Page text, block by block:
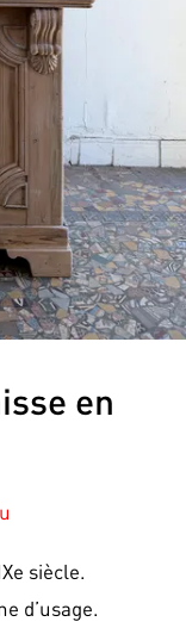
en
siècle.
d’usage.